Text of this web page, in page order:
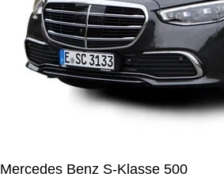
Mercedes Benz S-Klasse 500